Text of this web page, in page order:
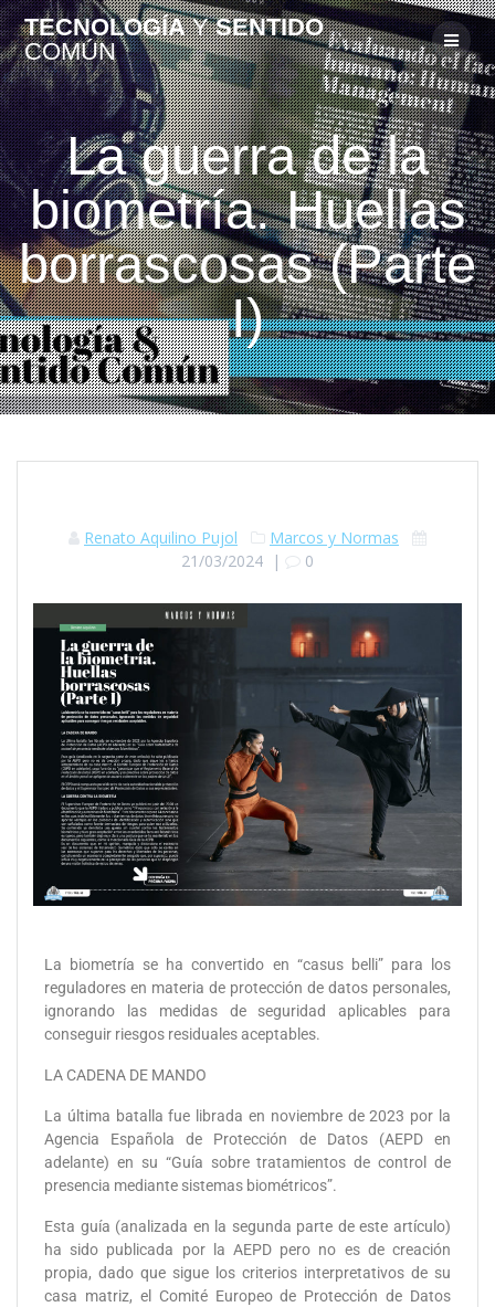
TECNOLOGÍAYSENTIDO
COMÚN
La guerra de la
biometría. Huellas
borrascosas (Parte
I)
Renato Aquilino Pujol
Marcos y Normas
21/03/2024 | 0
La biometría se ha convertido en “casus belli” para los
reguladores en materia de protección de datos personales,
ignorando las medidas de seguridad aplicables para
conseguir riesgos residuales aceptables.
LA CADENA DE MANDO
La última batalla fue librada en noviembre de 2023 por la
Agencia Española de Protección de Datos (AEPD en
adelante) en su “Guía sobre tratamientos de control de
presencia mediante sistemas biométricos”.
Esta guía (analizada en la segunda parte de este artículo)
ha sido publicada por la AEPD pero no es de creación
propia, dado que sigue los criterios interpretativos de su
casa matriz, el Comité Europeo de Protección de Datos